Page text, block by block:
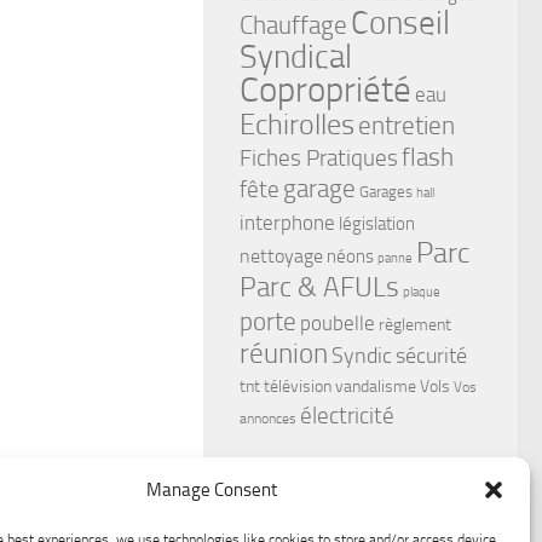
Manage Consent
Chauffage Conseil
Syndical
Copropriété eau
Echirolles entretien
Fiches Pratiquesflash
fête garage Garages hall
interphone législation
nettoyage néons panne Parc
Parc & AFULs plaque
porte poubelle règlement
réunion Syndic sécurité
tnttélévisionvandalismeVols Vos
annonces électricité